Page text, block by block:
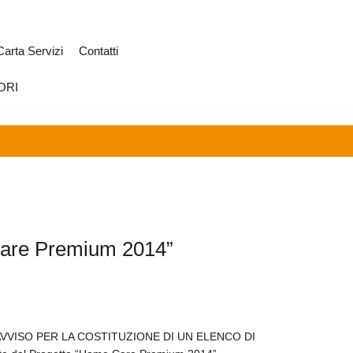
Servizi Contatti
Premium 2014”
PER LA COSTITUZIONE DI UN ELENCO DI